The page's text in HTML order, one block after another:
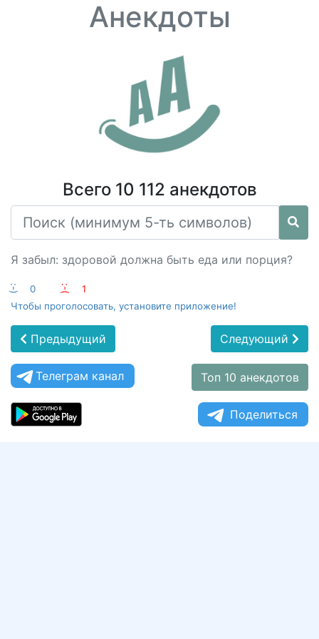
Анекдоты
Всего 10 112 анекдотов
Я забыл: здоровой должна быть еда или порция?
:-) 0 :-(
1
Чтобы проголосовать, установите приложение!
Предыдущий Следующий
Телеграм канал Топ 10 анекдотов
Поделиться